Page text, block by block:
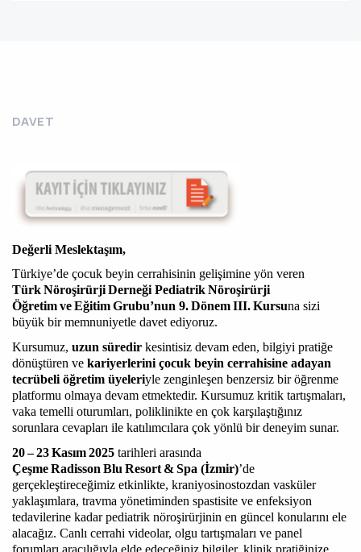
DAVET
Değerli Meslektaşım,
Türkiye’de çocuk beyin cerrahisinin gelişimine yön veren
Türk Nöroşirürji Derneği Pediatrik Nöroşirürji
Öğretim ve Eğitim Grubu’nun 9. Dönem III. Kursuna sizi
büyük bir memnuniyetle davet ediyoruz.
Kursumuz, uzun süredir kesintisiz devam eden, bilgiyi pratiğe
dönüştüren ve kariyerlerini çocuk beyin cerrahisine adayan
tecrübeli öğretim üyeleriyle zenginleşen benzersiz bir öğrenme
platformu olmaya devam etmektedir. Kursumuz kritik tartışmaları,
vaka temelli oturumları, poliklinikte en çok karşılaştığınız
sorunlara cevapları ile katılımcılara çok yönlü bir deneyim sunar.
20 – 23 Kasım 2025 tarihleri arasında
Çeşme Radisson Blu Resort & Spa (İzmir)’de
gerçekleştireceğimiz etkinlikte, kraniyosinostozdan vasküler
yaklaşımlara, travma yönetiminden spastisite ve enfeksiyon
tedavilerine kadar pediatrik nöroşirürjinin en güncel konularını ele
alacağız. Canlı cerrahi videolar, olgu tartışmaları ve panel
forumları aracılığıyla elde edeceğiniz bilgiler, klinik pratiğinize